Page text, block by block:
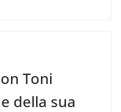
Toni
della sua